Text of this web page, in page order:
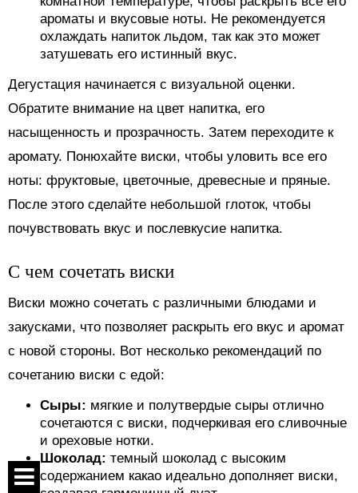
ароматы и вкусовые ноты. Не рекомендуется
охлаждать напиток льдом, так как это может
затушевать его истинный вкус.
Дегустация начинается с визуальной оценки.
Обратите внимание на цвет напитка, его
насыщенность и прозрачность. Затем переходите к
аромату. Понюхайте виски, чтобы уловить все его
ноты: фруктовые, цветочные, древесные и пряные.
После этого сделайте небольшой глоток, чтобы
почувствовать вкус и послевкусие напитка.
С чем сочетать виски
Виски можно сочетать с различными блюдами и
закусками, что позволяет раскрыть его вкус и аромат
с новой стороны. Вот несколько рекомендаций по
сочетанию виски с едой:
Сыры: мягкие и полутвердые сыры отлично
сочетаются с виски, подчеркивая его сливочные
и ореховые нотки.
Шоколад: темный шоколад с высоким
содержанием какао идеально дополняет виски,